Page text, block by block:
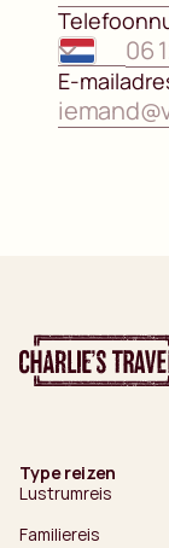
Type reizen
Lustrumreis
Familiereis